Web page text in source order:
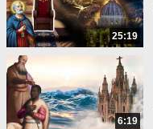
25:19
6:19